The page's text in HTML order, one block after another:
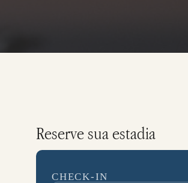
Reserve sua estadia
CHECK-IN